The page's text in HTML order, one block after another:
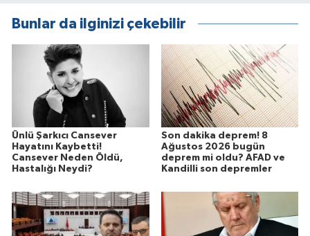
Bunlar da ilginizi çekebilir
Ünlü Şarkıcı Cansever
Hayatını Kaybetti!
Cansever Neden Öldü,
Hastalığı Neydi?
Son dakika deprem! 8
Ağustos 2026 bugün
deprem mi oldu? AFAD ve
Kandilli son depremler